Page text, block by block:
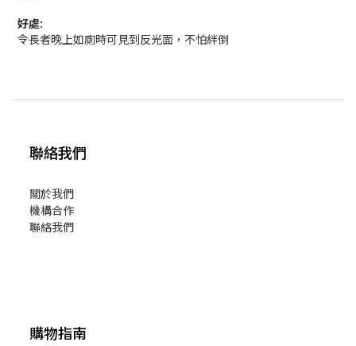
好處:
令長者晚上如廁時可見到反光面，不怕絆倒
聯絡我們
關於我們
機構合作
聯絡我們
購物指南